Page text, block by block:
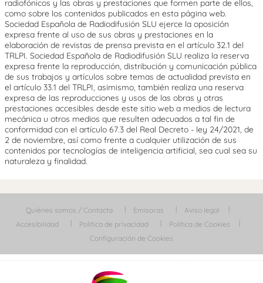
radiofónicos y las obras y prestaciones que formen parte de ellos,
como sobre los contenidos publicados en esta página web.
Sociedad Española de Radiodifusión SLU ejerce la oposición
expresa frente al uso de sus obras y prestaciones en la
elaboración de revistas de prensa prevista en el artículo 32.1 del
TRLPI. Sociedad Española de Radiodifusión SLU realiza la reserva
expresa frente la reproducción, distribución y comunicación pública
de sus trabajos y artículos sobre temas de actualidad prevista en
el artículo 33.1 del TRLPI, asimismo, también realiza una reserva
expresa de las reproducciones y usos de las obras y otras
prestaciones accesibles desde este sitio web a medios de lectura
mecánica u otros medios que resulten adecuados a tal fin de
conformidad con el artículo 67.3 del Real Decreto - ley 24/2021, de
2 de noviembre, así como frente a cualquier utilización de sus
contenidos por tecnologías de inteligencia artificial, sea cual sea su
naturaleza y finalidad.
Quiénes somos / Contacta Emisoras
Aviso legal
Accesibilidad
Política de privacidad
Política de Cookies
Configuración de Cookies